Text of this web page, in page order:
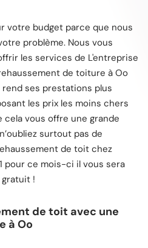
votre budget parce que nous
problème. Nous vous
les services de L'entreprise
de toiture à Oo
rend ses prestations plus
les prix les moins chers
vous offre une grande
surtout pas de
de toit chez
pour ce mois-ci il vous sera
!
de toit avec une
à Oo